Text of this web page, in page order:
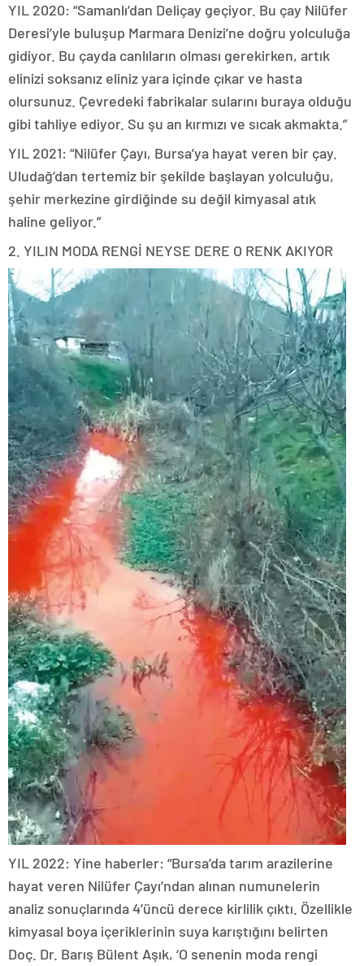
YIL 2020: “Samanlı’dan Deliçay geçiyor. Bu çay Nilüfer
Deresi’yle buluşup Marmara Denizi’ne doğru yolculuğa
gidiyor. Bu çayda canlıların olması gerekirken, artık
elinizi soksanız eliniz yara içinde çıkar ve hasta
olursunuz. Çevredeki fabrikalar sularını buraya olduğu
gibi tahliye ediyor. Su şu an kırmızı ve sıcak akmakta.”
YIL 2021: “Nilüfer Çayı, Bursa’ya hayat veren bir çay.
Uludağ’dan tertemiz bir şekilde başlayan yolculuğu,
şehir merkezine girdiğinde su değil kimyasal atık
haline geliyor.”
2. YILIN MODA RENGİ NEYSE DERE O RENK AKIYOR
YIL 2022: Yine haberler: “Bursa’da tarım arazilerine
hayat veren Nilüfer Çayı’ndan alınan numunelerin
analiz sonuçlarında 4’üncü derece kirlilik çıktı. Özellikle
kimyasal boya içeriklerinin suya karıştığını belirten
Doç. Dr. Barış Bülent Aşık, ‘O senenin moda rengi